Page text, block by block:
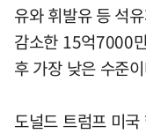
유와 휘발유 등 석
감소한 15억7000
후 가장 낮은 수준
도널드 트럼프 미